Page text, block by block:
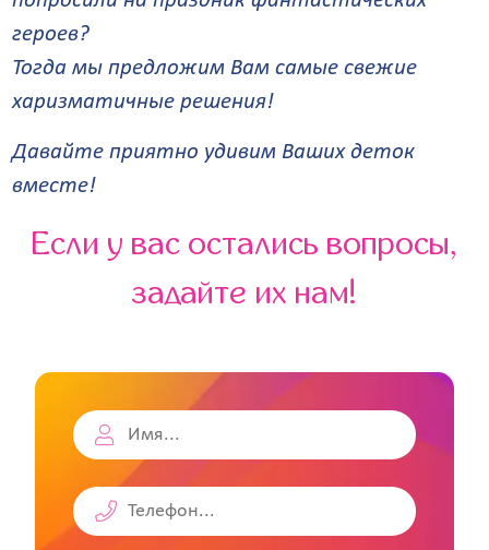
героев?
Тогда мы предложим Вам самые свежие
харизматичные решения!
Давайте приятно удивим Ваших деток
вместе!
Если у вас остались вопросы,
задайте их нам!